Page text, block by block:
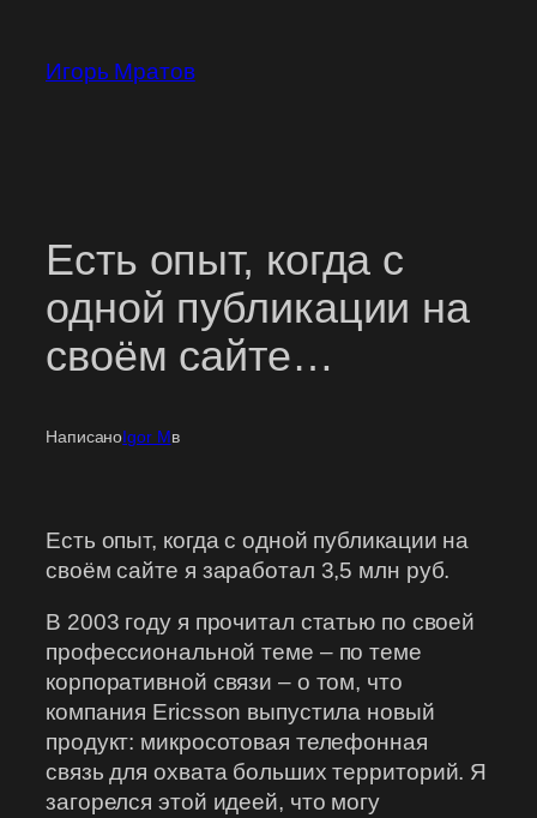
содержимому
Игорь Мратов
Есть опыт, когда с
одной публикации на
своём сайте…
НаписаноIgor Mв
Есть опыт, когда с одной публикации на
своём сайте я заработал 3,5 млн руб.
В 2003 году я прочитал статью по своей
профессиональной теме – по теме
корпоративной связи – о том, что
компания Ericsson выпустила новый
продукт: микросотовая телефонная
связь для охвата больших территорий. Я
загорелся этой идеей, что могу